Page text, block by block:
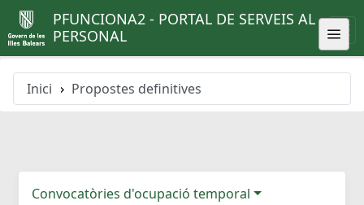
PFUNCIONA2 - PORTAL DE SERVEIS AL
PERSONAL
Inici Propostes definitives
Convocatòries d'ocupació temporal